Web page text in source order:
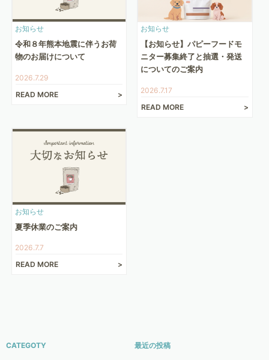
お知らせ
令和８年熊本地震に伴うお荷
物のお届けについて
2026.7.29
READ MORE
お知らせ
【お知らせ】パピーフードモ
ニター募集終了と抽選・発送
についてのご案内
2026.7.17
READ MORE
お知らせ
夏季休業のご案内
2026.7.7
READ MORE
CATEGOTY 最近の投稿